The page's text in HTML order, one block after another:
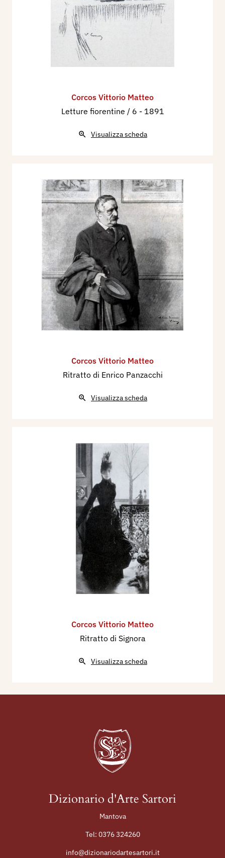
Corcos Vittorio Matteo
Letture fiorentine / 6 - 1891
Visualizza scheda
Corcos Vittorio Matteo
Ritratto di Enrico Panzacchi
Visualizza scheda
Corcos Vittorio Matteo
Ritratto di Signora
Visualizza scheda
Dizionario d'Arte Sartori
Mantova
Tel: 0376 324260
info@dizionariodartesartori.it